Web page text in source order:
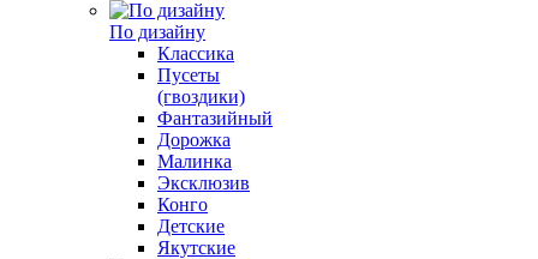
По дизайну
Классика
Пусеты
(гвоздики)
Фантазийный
Дорожка
Малинка
Эксклюзив
Конго
Детские
Якутские